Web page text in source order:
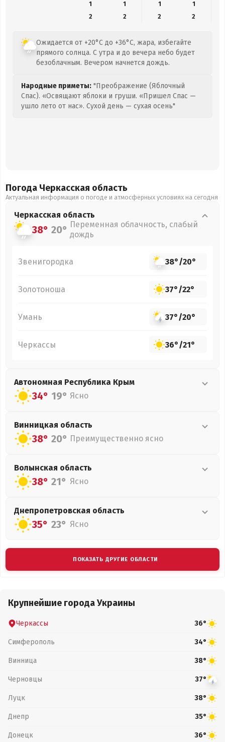
1
1 1
1
2
2 2 2
Ожидается от +20°C до +36°C, жара, избегайте
прямого солнца. С утра и до вечера небо будет
безоблачным. Вечером начнется дождь.
Народные приметы: "Преображение (Яблочный
Спас). «Освящают яблоки и груши. «Пришел Спас —
ушло лето от нас». Сухой день — сухая осень"
Погода Черкасская область
Актуальная информация о погоде и атмосферных условиях на сегодня
Черкасская область
38° 20° Переменная облачность, слабый
дождь
Звенигородка 38°/20°
Золотоноша 37°/22°
Умань 37°/20°
Черкассы 36°/21°
Автономная Республика Крым
34° 19° Ясно
Винницкая область
38° 20° Преимущественно ясно
Волынская область
38° 21° Ясно
Днепропетровская область
35° 23° Ясно
ПОКАЗАТЬ ДРУГИЕ ОБЛАСТИ
Крупнейшие города Украины
Черкассы 36°
Симферополь 34°
Винница 38°
Черновцы 37°
Луцк 38°
Днепр 35°
Донецк 36°